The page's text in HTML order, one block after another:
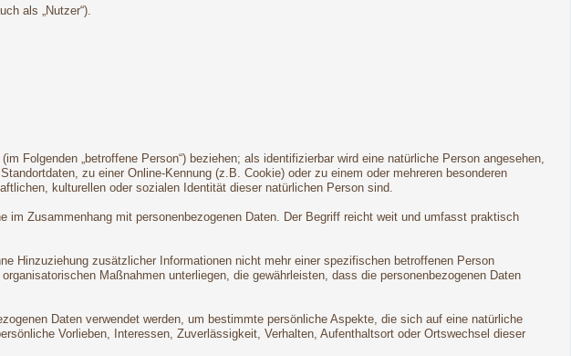
als „Nutzer“).
Folgenden „betroffene Person“) beziehen; als identifizierbar wird eine natürliche Person angesehen,
zu einer Online-Kennung (z.B. Cookie) oder zu einem oder mehreren besonderen
kulturellen oder sozialen Identität dieser natürlichen Person sind.
im Zusammenhang mit personenbezogenen Daten. Der Begriff reicht weit und umfasst praktisch
Hinzuziehung zusätzlicher Informationen nicht mehr einer spezifischen betroffenen Person
Maßnahmen unterliegen, die gewährleisten, dass die personenbezogenen Daten
Daten verwendet werden, um bestimmte persönliche Aspekte, die sich auf eine natürliche
Vorlieben, Interessen, Zuverlässigkeit, Verhalten, Aufenthaltsort oder Ortswechsel dieser